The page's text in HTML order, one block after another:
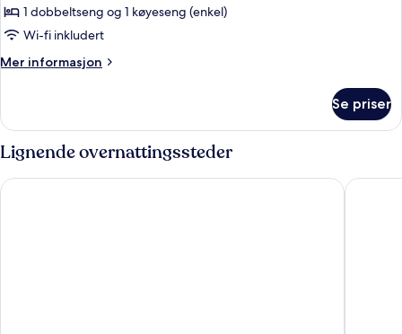
Multi-
rom
1 dobbeltseng og 1 køyeseng (enkel)
Wi-fi inkludert
Mer informasjon
Mer
Multi-
rom
Se priser
Lignende overnattingssteder
Hotel Svanen, Stays & BW Signature Collection